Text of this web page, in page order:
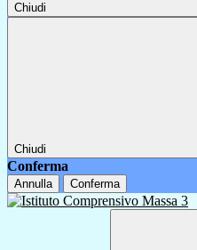
Chiudi
Chiudi
Conferma
Annulla Conferma